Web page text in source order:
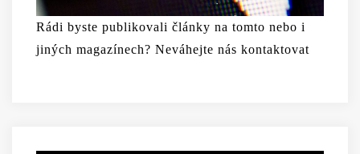
Rádi byste publikovali články na tomto nebo i
jiných magazínech? Neváhejte nás kontaktovat